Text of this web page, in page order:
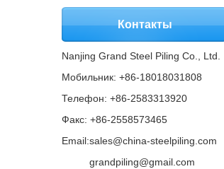
Контакты
Nanjing Grand Steel Piling Co., Ltd.
Мобильник: +86-18018031808
Телефон: +86-2583313920
Факс: +86-2558573465
Email:sales@china-steelpiling.com
grandpiling@gmail.com